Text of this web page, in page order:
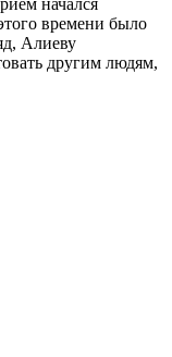
начался
времени было
Алиеву
другим людям,